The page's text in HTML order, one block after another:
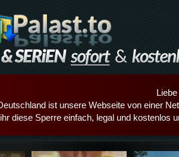
ist unsere Webseite von einer
diese Sperre einfach, legal und kostenlos